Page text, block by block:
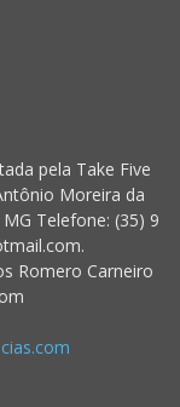
pela Take Five
Moreira da
Telefone: (35) 9
Romero Carneiro